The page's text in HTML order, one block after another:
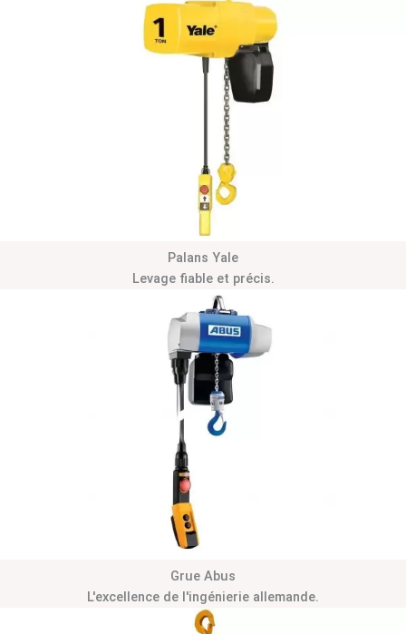
Palans Yale
Levage fiable et précis.
Grue Abus
L'excellence de l'ingénierie allemande.